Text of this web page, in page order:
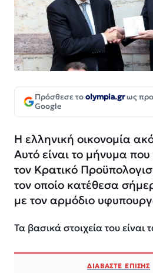
Πρόσθεσε τοolympia.grως
Google
Η ελληνική οικονομία
Αυτό είναι το μήνυμα
τον Κρατικό
τον οποίο κατέθεσα
με τον αρμόδιο
Τα βασικά στοιχεία του είναι
ΔΙΑΒΑΣΤΕ ΕΠΙΣΗΣ